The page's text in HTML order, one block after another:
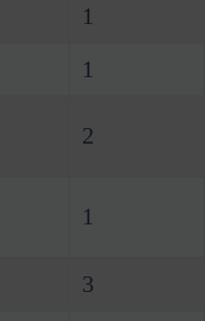
1
1
2
1
3